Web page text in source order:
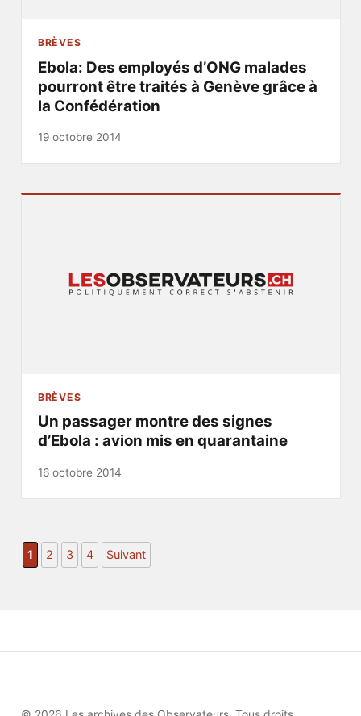
BRÈVES
Ebola: Des employés d’ONG malades
pourront être traités à Genève grâce à
la Confédération
19 octobre 2014
BRÈVES
Un passager montre des signes
d’Ebola : avion mis en quarantaine
16 octobre 2014
1 2 3 4 Suivant